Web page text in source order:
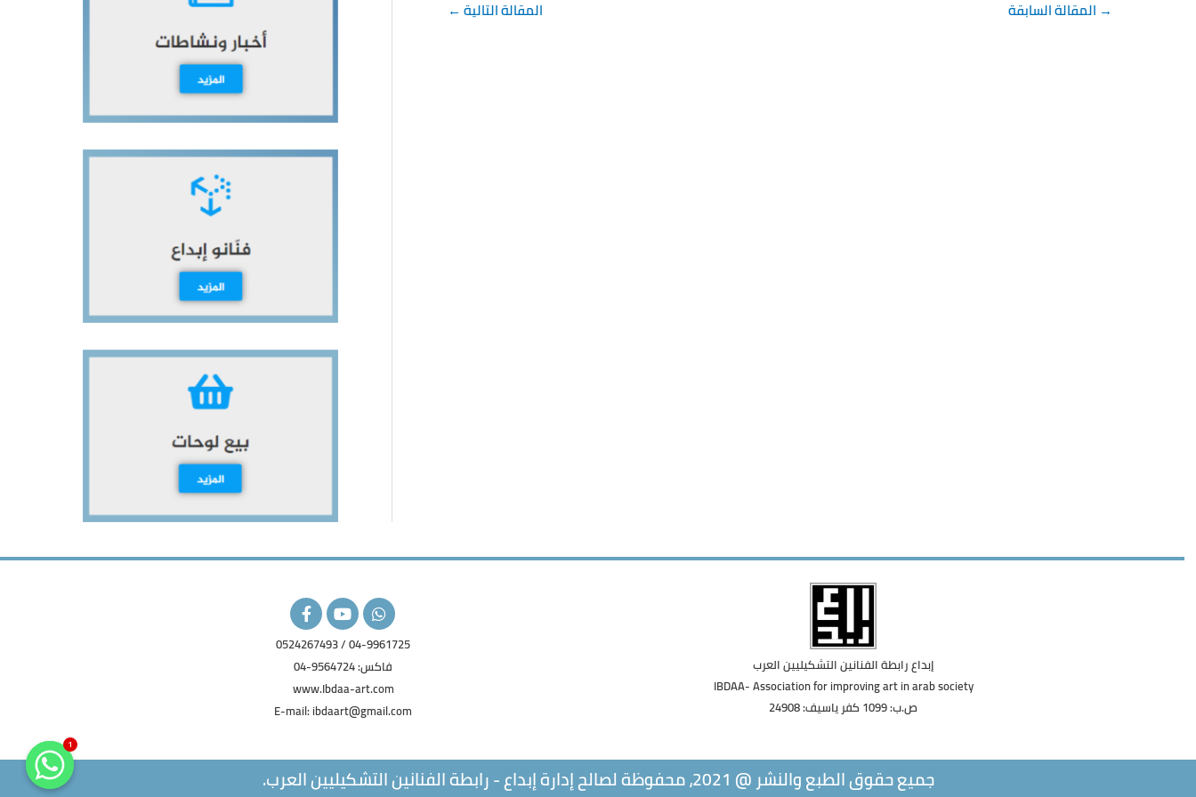
→ المقالة السابقة المقالة التالية ←
إبداع رابطة الفنانين التشكيليين العرب
IBDAA- Association for improving art in arab society
ص.ب: 1099 كفر ياسيف: 24908
W
h
a
t
s
a
p
p
Y
o
u
t
u
b
e
F
a
c
e
b
o
o
k
04-9961725 / 0524267493
فاكس: 9564724-04
www.Ibdaa-art.com
E-mail: ibdaart@gmail.com
جميع حقوق الطبع والنشر @ 2021، محفوظة لصالح إدارة إبداع - رابطة الفنانين التشكيليين العرب.
1